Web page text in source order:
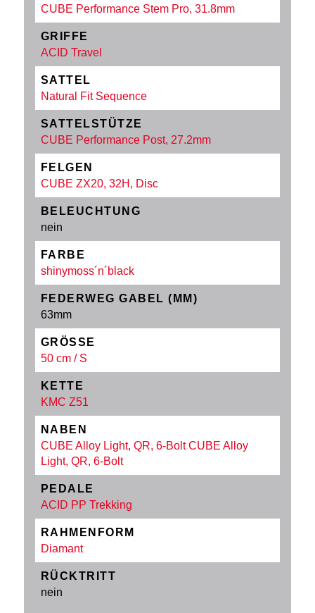
CUBE Performance Stem Pro, 31.8mm
GRIFFE
ACID Travel
SATTEL
Natural Fit Sequence
SATTELSTÜTZE
CUBE Performance Post, 27.2mm
FELGEN
CUBE ZX20, 32H, Disc
BELEUCHTUNG
nein
FARBE
shinymoss´n´black
FEDERWEG GABEL (MM)
63mm
GRÖSSE
50 cm / S
KETTE
KMC Z51
NABEN
CUBE Alloy Light, QR, 6-Bolt CUBE Alloy
Light, QR, 6-Bolt
PEDALE
ACID PP Trekking
RAHMENFORM
Diamant
RÜCKTRITT
nein